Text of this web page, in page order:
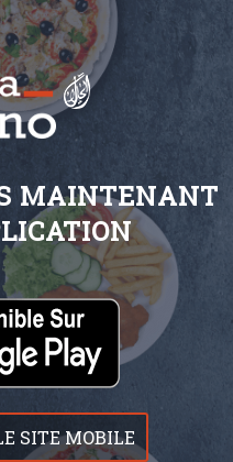
MAINTENANT
SITE MOBILE